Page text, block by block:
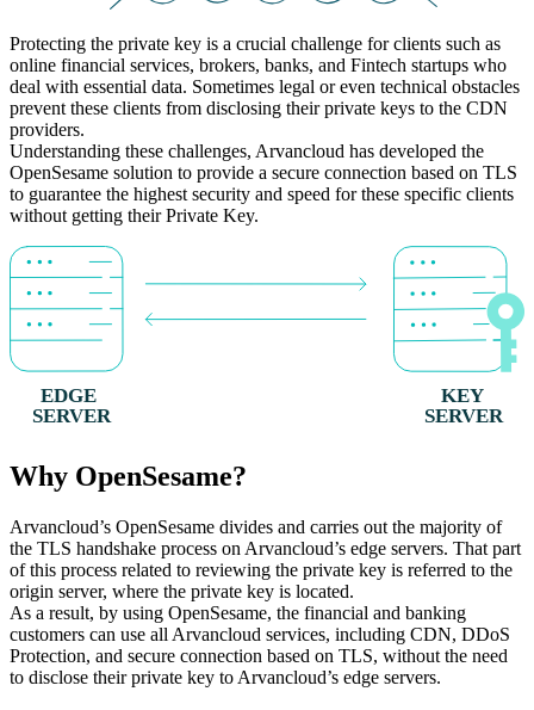
Protecting the private key is a crucial challenge for clients such as
online financial services, brokers, banks, and Fintech startups who
deal with essential data. Sometimes legal or even technical obstacles
prevent these clients from disclosing their private keys to the CDN
providers.
Understanding these challenges, Arvancloud has developed the
OpenSesame solution to provide a secure connection based on TLS
to guarantee the highest security and speed for these specific clients
without getting their Private Key.
EDGE
SERVER
KEY
SERVER
Why OpenSesame?
Arvancloud’s OpenSesame divides and carries out the majority of
the TLS handshake process on Arvancloud’s edge servers. That part
of this process related to reviewing the private key is referred to the
origin server, where the private key is located.
As a result, by using OpenSesame, the financial and banking
customers can use all Arvancloud services, including CDN, DDoS
Protection, and secure connection based on TLS, without the need
to disclose their private key to Arvancloud’s edge servers.